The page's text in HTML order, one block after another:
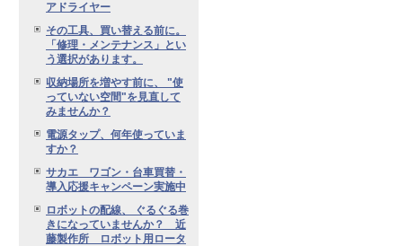
アドライヤー
その工具、買い替える前に。
「修理・メンテナンス」とい
う選択があります。
収納場所を増やす前に、 "使
っていない空間"を見直して
みませんか？
電源タップ、何年使っていま
すか？
サカエ ワゴン・台車買替・
導入応援キャンペーン実施中
ロボットの配線、 ぐるぐる巻
きになっていませんか？ 近
藤製作所 ロボット用ロータ